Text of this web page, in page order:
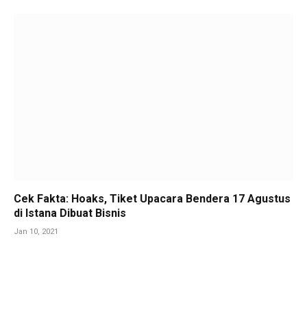
Cek Fakta: Hoaks, Tiket Upacara Bendera 17 Agustus
di Istana Dibuat Bisnis
Jan 10, 2021